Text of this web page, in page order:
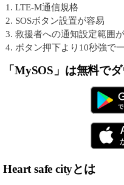
LTE-M通信規格
SOSボタン設置が容易
救援者への通知設定範囲
ボタン押下より10秒強で
「MySOS」は無料で
Heart safe cityとは